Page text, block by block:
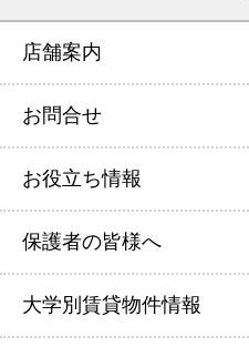
店舗案内
お問合せ
お役立ち情報
保護者の皆様へ
大学別賃貸物件情報